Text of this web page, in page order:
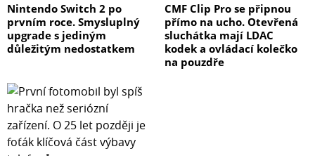
Nintendo Switch 2 po
prvním roce. Smysluplný
upgrade s jediným
důležitým nedostatkem
CMF Clip Pro se připnou
přímo na ucho. Otevřená
sluchátka mají LDAC
kodek a ovládací kolečko
na pouzdře